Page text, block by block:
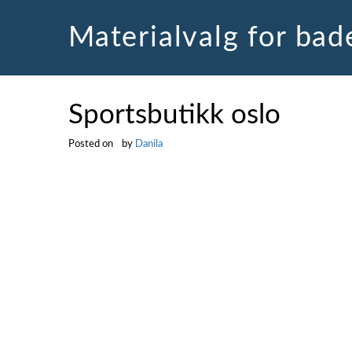
Materialvalg for
Sportsbutikk oslo
Posted on by Danila